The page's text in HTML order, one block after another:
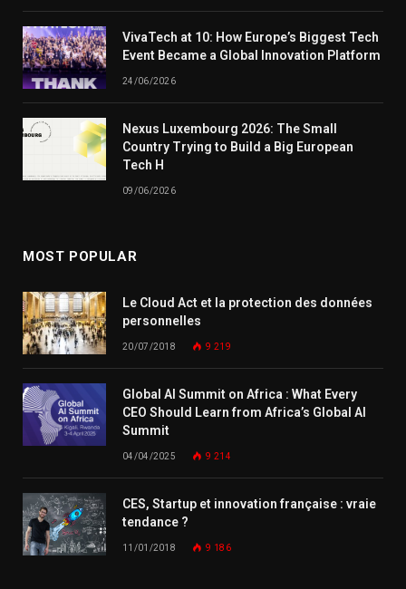
VivaTech at 10: How Europe’s Biggest Tech
Event Became a Global Innovation Platform
24/06/2026
Nexus Luxembourg 2026: The Small
Country Trying to Build a Big European
Tech H
09/06/2026
MOST POPULAR
Le Cloud Act et la protection des données
personnelles
20/07/2018 9 219
Global AI Summit on Africa : What Every
CEO Should Learn from Africa’s Global AI
Summit
04/04/2025 9 214
CES, Startup et innovation française : vraie
tendance ?
11/01/2018 9 186